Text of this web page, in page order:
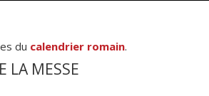
du calendrier romain.
LA MESSE